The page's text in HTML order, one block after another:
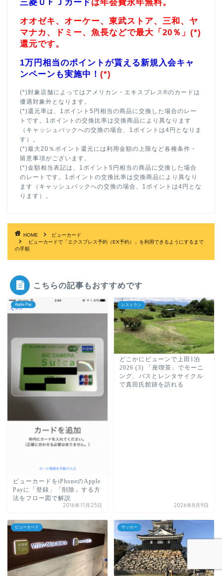
三菱ＵＦＪカードは年会費永年無料。
オオゼキ、オーケー、東武ストア、三和、ヤ
マナカ、ドミー、魚長などで最大「20％」(*)
還元です。
1万円相当のポイントが貰える新規入会キャ
ンペーンも実施中！ (*)
(*)対象店舗によってはアメリカン・エキスプレス®のカードは
優遇対象外となります。
(*)還元率は、1ポイント5円相当の商品に交換した場合のレー
トです。1ポイントの交換比率は交換商品により異なります
（キャッシュバックへの交換の場合、1ポイントは4円となりま
す）。
(*)最大20％ポイント還元には利用金額の上限など各種条件・
留意事項がございます。
(*)金額相当表記は、1ポイント5円相当の商品に交換した場合
のレートです。1ポイントの交換比率は交換商品により異なり
ます（キャッシュバックへの交換の場合、1ポイントは4円とな
ります）。
HOME
ビューカード
ビューカードで「エクスプレス予約（EX予約）」を利用できるようにするまで
の手順
こちらの記事もおすすめです
Apple Pay
ビューカードをiPhoneのApple
Payに「登録」「削除」する方
法をフロー図で解説
2016年11月25日
レストラン
どこかにビューンで上田1泊
2026 (3) 「座喫茶」でモーニ
ング、バスとレンタサイクル
で真田氏館跡を訪れる
2026年8月9日
ビューカード サッカー